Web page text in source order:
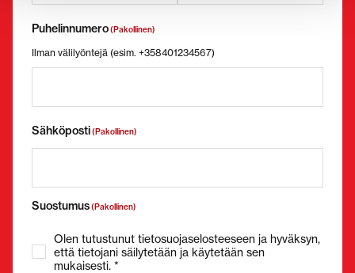
Puhelinnumero(Pakollinen)
Ilman välilyöntejä (esim. +358401234567)
Sähköposti(Pakollinen)
Suostumus(Pakollinen)
Olen tutustunut tietosuojaselosteeseen ja hyväksyn,
että tietojani säilytetään ja käytetään sen
mukaisesti. *